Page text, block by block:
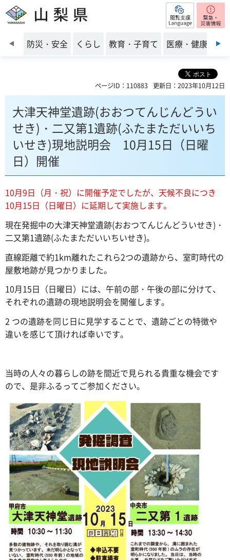
山梨県 閲覧支援
前のスライドを表示
防災・安全 くらし 教育・子育て 医療・健康・福
ページID：110883 更新日：2023年10月12日
大津天神堂遺跡(おおつてんじんどうい
せき)・二又第1遺跡(ふたまただいいち
いせき)現地説明会 10月15日（日曜
日）開催
10月9日（月・祝）に開催予定でしたが、天候不良につき
10月15日（日曜日）に延期して実施します。
現在発掘中の大津天神堂遺跡(おおつてんじんどういせき)・
二又第1遺跡(ふたまただいいちいせき)。
直線距離で約1km離れたこれら2つの遺跡から、室町時代の
屋敷地跡が見つかりました。
10月15日（日曜日）には、午前の部・午後の部に分けて、
それぞれの遺跡の現地説明会を開催します。
2 つの遺跡を同じ日に見学することで、遺跡ごとの特徴や
違いを感じて頂ければ幸いです。
当時の人々の暮らしの跡を間近で見られる貴重な機会です
ので、是非ふるってご参加ください。